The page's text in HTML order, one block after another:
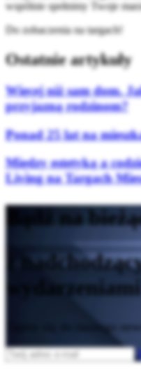
wspólnie spełnimy Twoje
Do zobaczenia na targach!
Ostatnie artykuły
Więcej niż sam dom.
przyjazną rodzinom?
Ponad 25 lat na
Między estetyką a
Living na Targach
Bądź na
z
wydarzeniami
Zapisz się do naszego